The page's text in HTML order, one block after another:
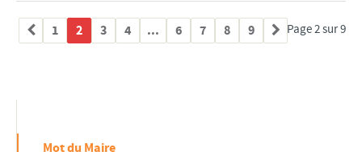
Page 2 sur 9
1 2 3 4 ... 6 7 8 9
Mot du Maire